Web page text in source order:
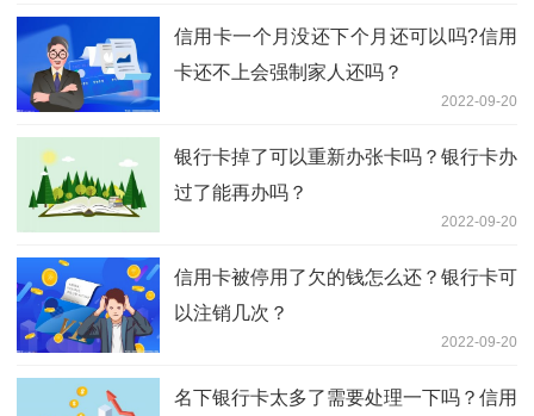
信用卡一个月没还下个月还可以吗?信用
卡还不上会强制家人还吗？
2022-09-20
银行卡掉了可以重新办张卡吗？银行卡办
过了能再办吗？
2022-09-20
信用卡被停用了欠的钱怎么还？银行卡可
以注销几次？
2022-09-20
名下银行卡太多了需要处理一下吗？信用